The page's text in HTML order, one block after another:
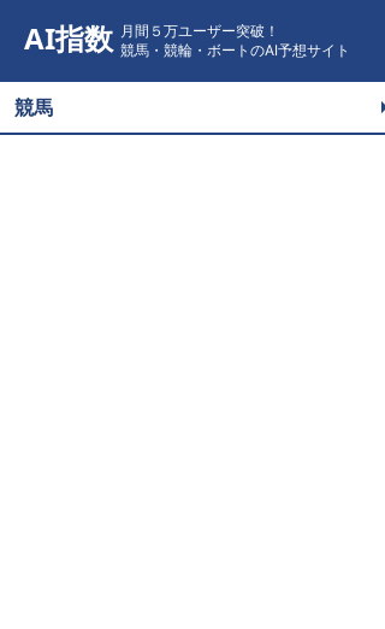
AI指数 月間５万ユーザー突破！
競馬・競輪・ボートのAI予想サイト